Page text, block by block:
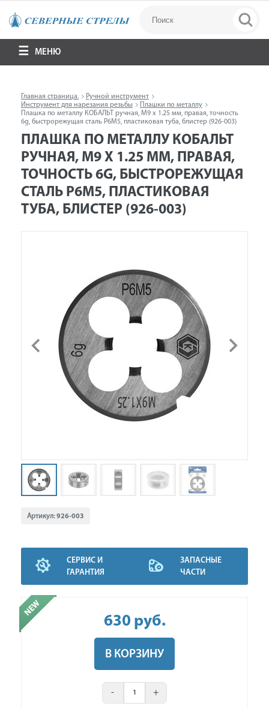
МЕНЮ
Главная страница.
Ручной инструмент
Инструмент для нарезания резьбы
Плашки по металлу
Плашка по металлу КОБАЛЬТ ручная, М9 х 1.25 мм, правая, точность
6g, быстрорежущая сталь Р6М5, пластиковая туба, блистер (926-003)
ПЛАШКА ПО МЕТАЛЛУ КОБАЛЬТ
РУЧНАЯ, М9 Х 1.25 ММ, ПРАВАЯ,
ТОЧНОСТЬ 6G, БЫСТРОРЕЖУЩАЯ
СТАЛЬ Р6М5, ПЛАСТИКОВАЯ
ТУБА, БЛИСТЕР (926-003)
Артикул:926-003
СЕРВИС И
ГАРАНТИЯ
ЗАПАСНЫЕ
ЧАСТИ
630 руб.
В КОРЗИНУ
- +